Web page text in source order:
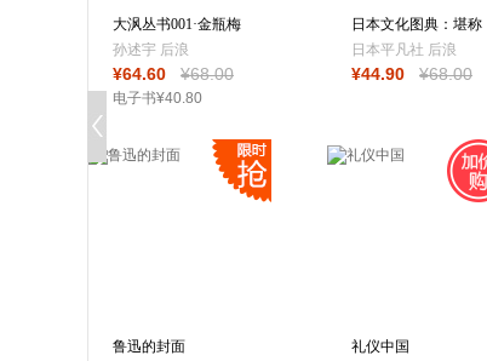
大沨丛书001·金瓶梅
的艺术：妙解
孙述宇 后浪
¥64.60 ¥68.00
电子书¥40.80
日本文化图典：堪称
日版的《天工开
日本平凡社 后浪
¥44.90 ¥68.00
鲁迅的封面
礼仪中国